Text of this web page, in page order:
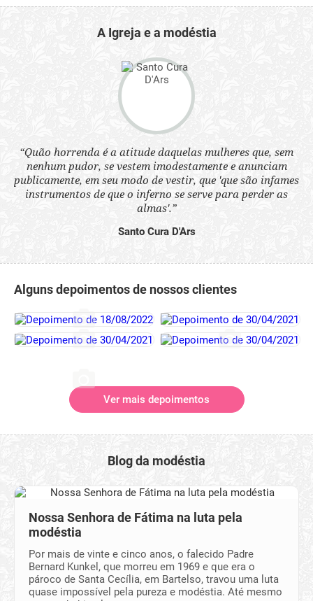
A Igreja e a modéstia
“Quão horrenda é a atitude daquelas mulheres que, sem
nenhum pudor, se vestem imodestamente e anunciam
publicamente, em seu modo de vestir, que 'que são infames
instrumentos de que o inferno se serve para perder as
almas'.”
Santo Cura D'Ars
Alguns depoimentos de nossos clientes
Ver mais depoimentos
Blog da modéstia
Nossa Senhora de Fátima na luta pela
modéstia
Por mais de vinte e cinco anos, o falecido Padre
Bernard Kunkel, que morreu em 1969 e que era o
pároco de Santa Cecília, em Bartelso, travou uma luta
quase impossível pela pureza e modéstia. Até mesmo